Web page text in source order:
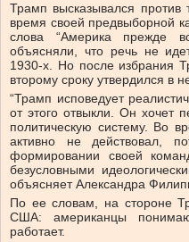
Трамп высказывался
время своей предвыборной
слова “Америка прежде
объясняли, что речь не
1930-х. Но после избрания
второму сроку утвердился в
“Трамп исповедует
от этого отвыкли. Он хочет
политическую систему. Во
активно не
формировании своей
безусловными
объясняет Александра
По ее словам, на стороне
США: американцы
работает.